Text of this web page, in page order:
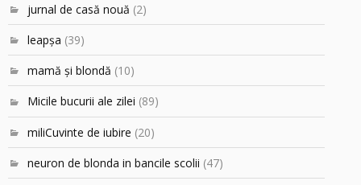
jurnal de casă nouă (2)
leapşa (39)
mamă şi blondă (10)
Micile bucurii ale zilei (89)
miliCuvinte de iubire (20)
neuron de blonda in bancile scolii (47)